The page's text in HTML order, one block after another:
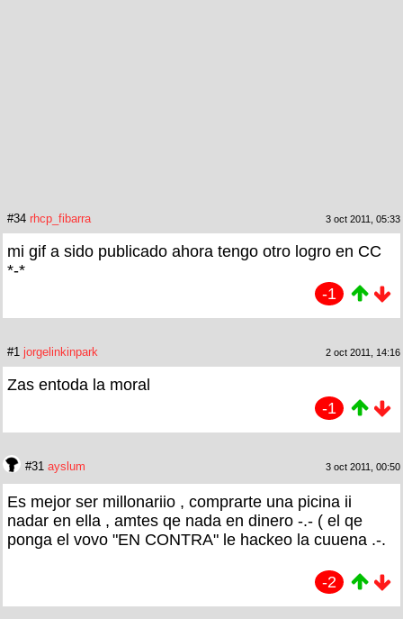
#34 rhcp_fibarra 3 oct 2011, 05:33
mi gif a sido publicado ahora tengo otro logro en CC
*-*
-1
#1 jorgelinkinpark 2 oct 2011, 14:16
Zas entoda la moral
-1
#31 ayslum 3 oct 2011, 00:50
Es mejor ser millonariio , comprarte una picina ii
nadar en ella , amtes qe nada en dinero -.- ( el qe
ponga el vovo "EN CONTRA" le hackeo la cuuena .-.
-2